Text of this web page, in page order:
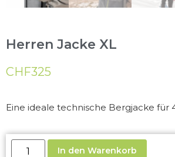
Herren Jacke XL
CHF325
Eine ideale technische Bergjacke für
In den Warenkorb